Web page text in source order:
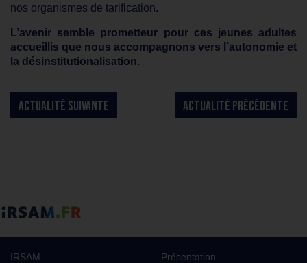
nos organismes de tarification.
L’avenir semble prometteur pour ces jeunes adultes
accueillis que nous accompagnons vers l’autonomie et
la désinstitutionalisation.
ACTUALITÉ SUIVANTE ACTUALITÉ PRÉCÉDENTE
IRSAM
Présentation